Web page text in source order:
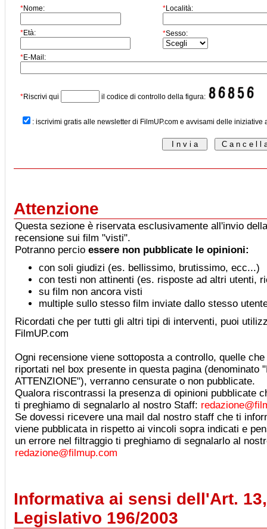
*Nome: *Località:
*Età: *Sesso:
*E-Mail:
*Riscrivi qui il codice di controllo della figura:
: iscrivimi gratis alle newsletter di FilmUP.com e avvisami delle iniziative
Attenzione
Questa sezione è riservata esclusivamente all'invio
recensione sui film "visti".
Potranno percio essere non pubblicate le opinioni:
con soli giudizi (es. bellissimo, brutissimo, ecc...)
con testi non attinenti (es. risposte ad altri utenti,
su film non ancora visti
multiple sullo stesso film inviate dallo stesso
Ricordati che per tutti gli altri tipi di interventi, puoi
FilmUP.com
Ogni recensione viene sottoposta a controllo, quelle
riportati nel box presente in questa pagina (denominato
ATTENZIONE"), verranno censurate o non pubblicate.
Qualora riscontrassi la presenza di opinioni pubblicate
ti preghiamo di segnalarlo al nostro Staff:
Se dovessi ricevere una mail dal nostro staff che ti
viene pubblicata in rispetto ai vincoli sopra indicati e
un errore nel filtraggio ti preghiamo di segnalarlo al
redazione@filmup.com
Informativa ai sensi dell'Art.
Legislativo 196/2003